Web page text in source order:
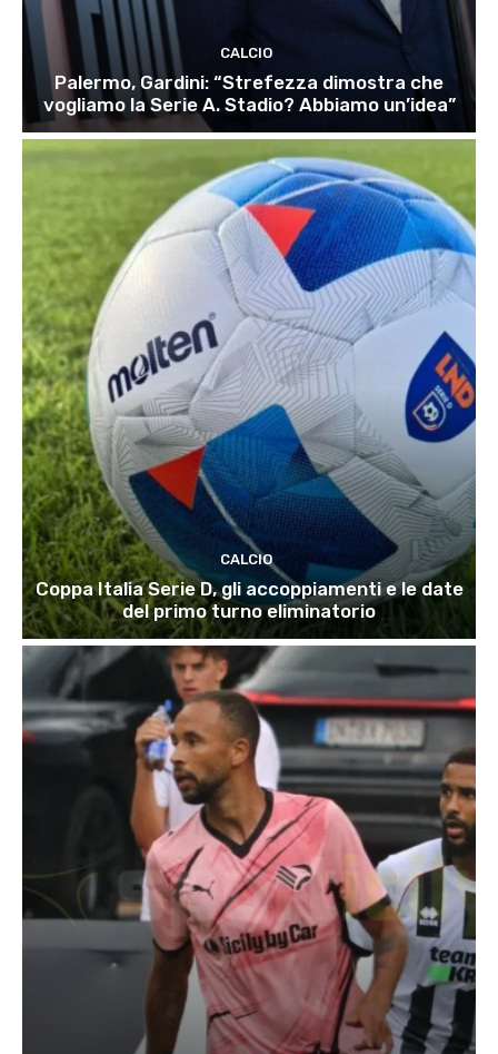
CALCIO
Palermo, Gardini: “Strefezza dimostra che
vogliamo la Serie A. Stadio? Abbiamo un’idea”
CALCIO
Coppa Italia Serie D, gli accoppiamenti e le date
del primo turno eliminatorio